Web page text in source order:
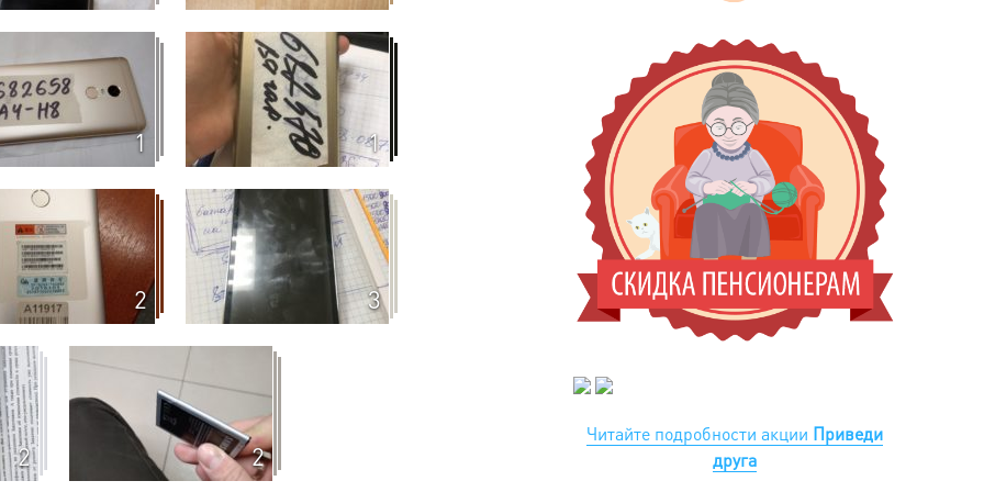
1 1
2 3
2 2
Читайте подробности акции Приведи
друга